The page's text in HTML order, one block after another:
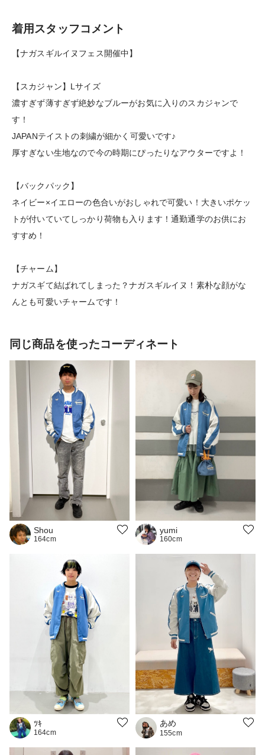
着用スタッフコメント
【ナガスギルイヌフェス開催中】
【スカジャン】Lサイズ
濃すぎず薄すぎず絶妙なブルーがお気に入りのスカジャンで
す！
JAPANテイストの刺繍が細かく可愛いです♪
厚すぎない生地なので今の時期にぴったりなアウターですよ！
【バックパック】
ネイビー×イエローの色合いがおしゃれで可愛い！大きいポケッ
トが付いていてしっかり荷物も入ります！通勤通学のお供にお
すすめ！
【チャーム】
ナガスギて結ばれてしまった？ナガスギルイヌ！素朴な顔がな
んとも可愛いチャームです！
同じ商品を使ったコーディネート
Shou
164cm
yumi
160cm
ﾂｷ
164cm
あめ
155cm